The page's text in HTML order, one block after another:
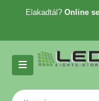
Elakadtál? Online